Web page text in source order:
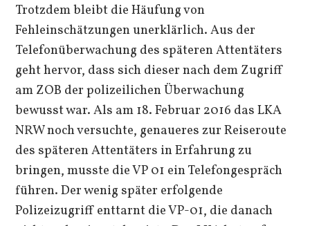
Trotzdem bleibt die Häufung von
Fehleinschätzungen unerklärlich. Aus der
Telefonüberwachung des späteren Attentäters
geht hervor, dass sich dieser nach dem Zugriff
am ZOB der polizeilichen Überwachung
bewusst war. Als am 18. Februar 2016 das LKA
NRW noch versuchte, genaueres zur Reiseroute
des späteren Attentäters in Erfahrung zu
bringen, musste die VP 01 ein Telefongespräch
führen. Der wenig später erfolgende
Polizeizugriff enttarnt die VP-01, die danach